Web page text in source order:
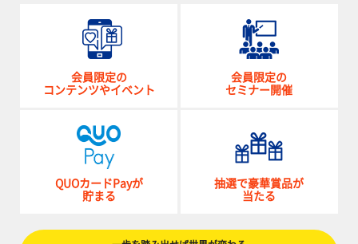
会員限定の
コンテンツやイベント
会員限定の
セミナー開催
QUOカードPayが
貯まる
抽選で豪華賞品が
当たる